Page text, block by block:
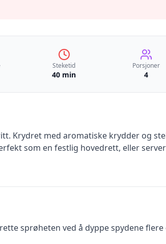
Steketid
40 min
Porsjoner
4
Krydret med aromatiske krydder og
som en festlig hovedrett, eller
sprøheten ved å dyppe spydene